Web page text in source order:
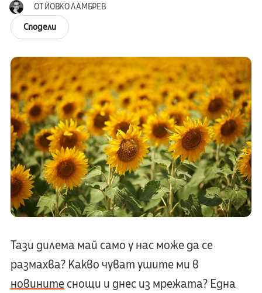
ОТЙОВКО ЛАМБРЕВ
Сподели
Тази дилема май само у нас може да се
размахва? Какво чуват ушите ми в
новинитеснощи и днес из мрежата? Една